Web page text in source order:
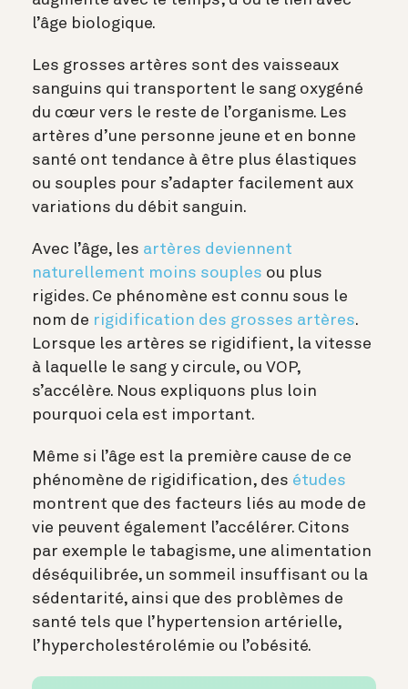
l’âge biologique.
Les grosses artères sont des vaisseaux
sanguins qui transportent le sang oxygéné
du cœur vers le reste de l’organisme. Les
artères d’une personne jeune et en bonne
santé ont tendance à être plus élastiques
ou souples pour s’adapter facilement aux
variations du débit sanguin.
Avec l’âge, les artères deviennent
naturellement moins souples ou plus
rigides. Ce phénomène est connu sous le
nom de rigidification des grosses artères.
Lorsque les artères se rigidifient, la vitesse
à laquelle le sang y circule, ou VOP,
s’accélère. Nous expliquons plus loin
pourquoi cela est important.
Même si l’âge est la première cause de ce
phénomène de rigidification, des études
montrent que des facteurs liés au mode de
vie peuvent également l’accélérer. Citons
par exemple le tabagisme, une alimentation
déséquilibrée, un sommeil insuffisant ou la
sédentarité, ainsi que des problèmes de
santé tels que l’hypertension artérielle,
l’hypercholestérolémie ou l’obésité.